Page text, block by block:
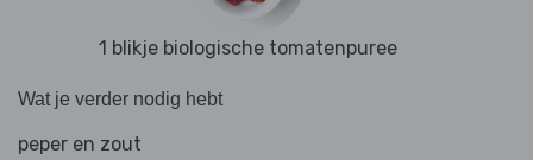
1 blikje biologische tomatenpuree
Wat je verder nodig hebt
peper en zout